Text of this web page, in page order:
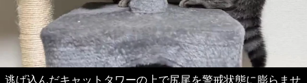
逃げ込んだキャットタワーの上で尻尾を警戒状態に膨らませ